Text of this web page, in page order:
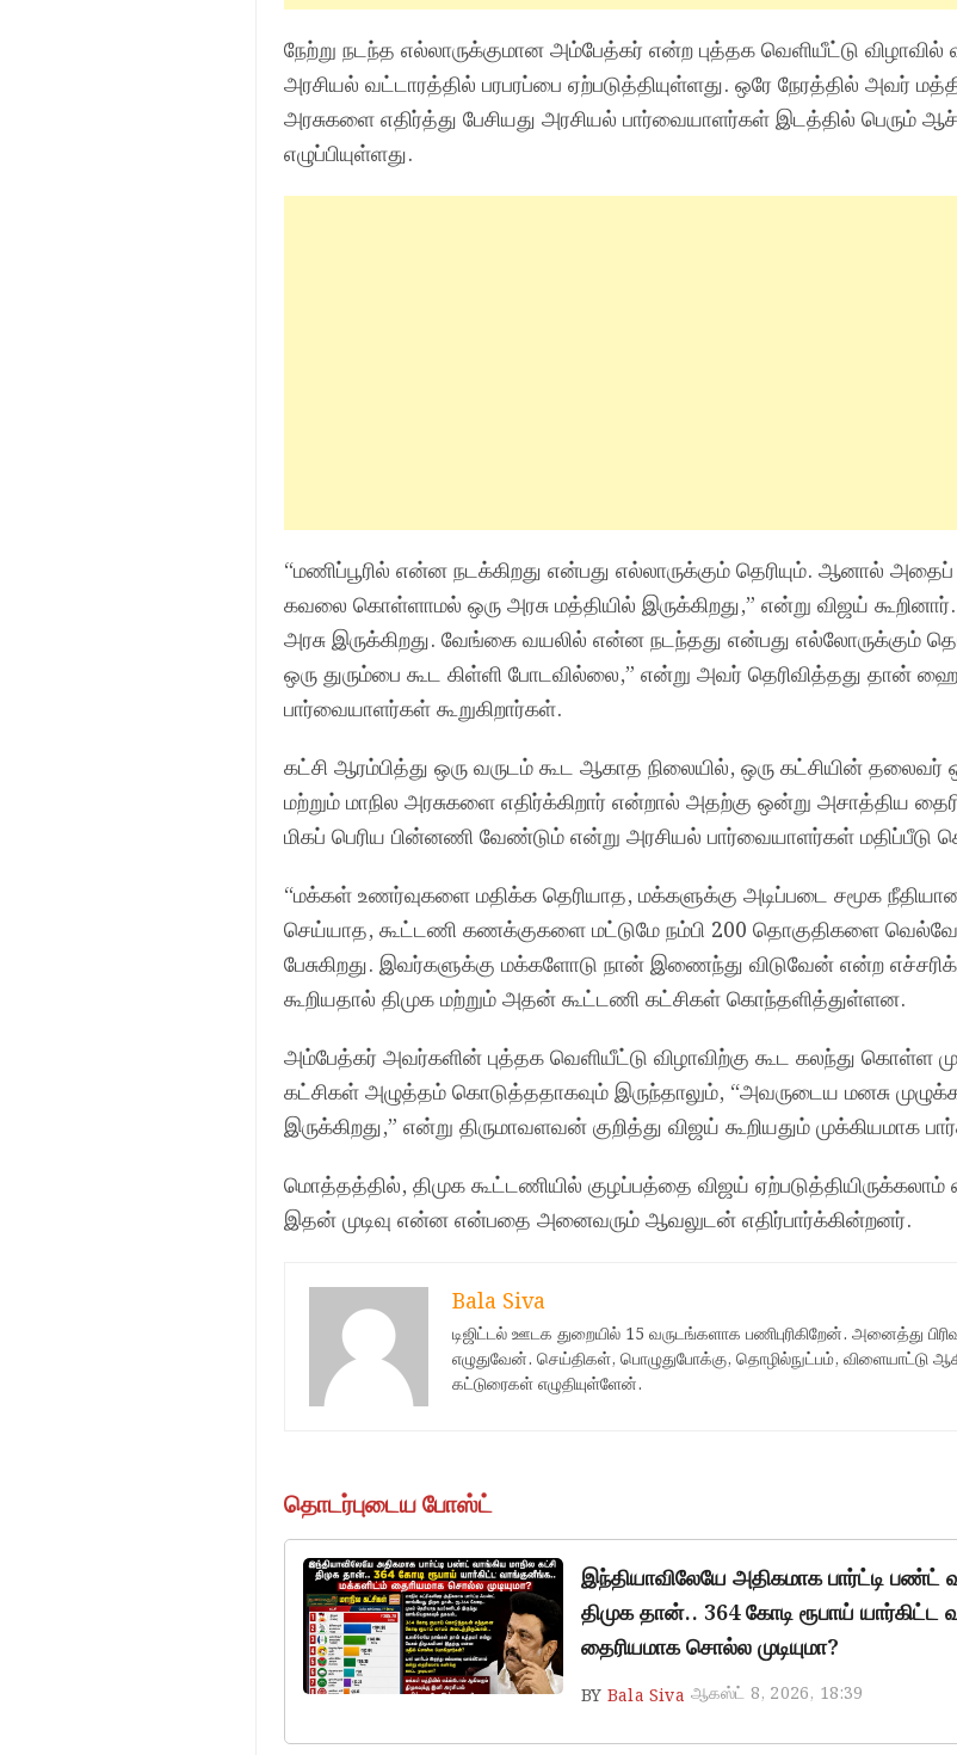
நேற்று நடந்த எல்லாருக்குமான அம்பேத்கர் என்ற புத்தக வெளியீட்டு விழாவில்
அரசியல் வட்டாரத்தில் பரபரப்பை ஏற்படுத்தியுள்ளது. ஒரே நேரத்தில் அவர்
அரசுகளை எதிர்த்து பேசியது அரசியல் பார்வையாளர்கள் இடத்தில் பெரும்
எழுப்பியுள்ளது.
“மணிப்பூரில் என்ன நடக்கிறது என்பது எல்லாருக்கும் தெரியும். ஆனால்
கவலை கொள்ளாமல் ஒரு அரசு மத்தியில் இருக்கிறது,” என்று விஜய் கூறினார்.
அரசு இருக்கிறது. வேங்கை வயலில் என்ன நடந்தது என்பது எல்லோருக்கும்
ஒரு துரும்பை கூட கிள்ளி போடவில்லை,” என்று அவர் தெரிவித்தது தான்
பார்வையாளர்கள் கூறுகிறார்கள்.
கட்சி ஆரம்பித்து ஒரு வருடம் கூட ஆகாத நிலையில், ஒரு கட்சியின் தலைவர்
மற்றும் மாநில அரசுகளை எதிர்க்கிறார் என்றால் அதற்கு ஒன்று அசாத்திய
மிகப் பெரிய பின்னணி வேண்டும் என்று அரசியல் பார்வையாளர்கள் மதிப்பீடு
“மக்கள் உணர்வுகளை மதிக்க தெரியாத, மக்களுக்கு அடிப்படை சமூக நீதியான
செய்யாத, கூட்டணி கணக்குகளை மட்டுமே நம்பி 200 தொகுதிகளை
பேசுகிறது. இவர்களுக்கு மக்களோடு நான் இணைந்து விடுவேன் என்ற
கூறியதால் திமுக மற்றும் அதன் கூட்டணி கட்சிகள் கொந்தளித்துள்ளன.
அம்பேத்கர் அவர்களின் புத்தக வெளியீட்டு விழாவிற்கு கூட கலந்து கொள்ள
கட்சிகள் அழுத்தம் கொடுத்ததாகவும் இருந்தாலும், “அவருடைய மனசு
இருக்கிறது,” என்று திருமாவளவன் குறித்து விஜய் கூறியதும் முக்கியமாக
மொத்தத்தில், திமுக கூட்டணியில் குழப்பத்தை விஜய் ஏற்படுத்தியிருக்கலாம்
இதன் முடிவு என்ன என்பதை அனைவரும் ஆவலுடன் எதிர்பார்க்கின்றனர்.
Bala Siva
டிஜிட்டல் ஊடக துறையில் 15 வருடங்களாக பணிபுரிகிறேன். அனைத்து
எழுதுவேன். செய்திகள், பொழுதுபோக்கு, தொழில்நுட்பம், விளையாட்டு
கட்டுரைகள் எழுதியுள்ளேன்.
தொடர்புடைய போஸ்ட்
இந்தியாவிலேயே அதிகமாக பார்ட்டி பண்ட்
திமுக தான்.. 364 கோடி ரூபாய்
தைரியமாக சொல்ல முடியுமா?
BY Bala Siva ஆகஸ்ட் 8, 2026, 18:39